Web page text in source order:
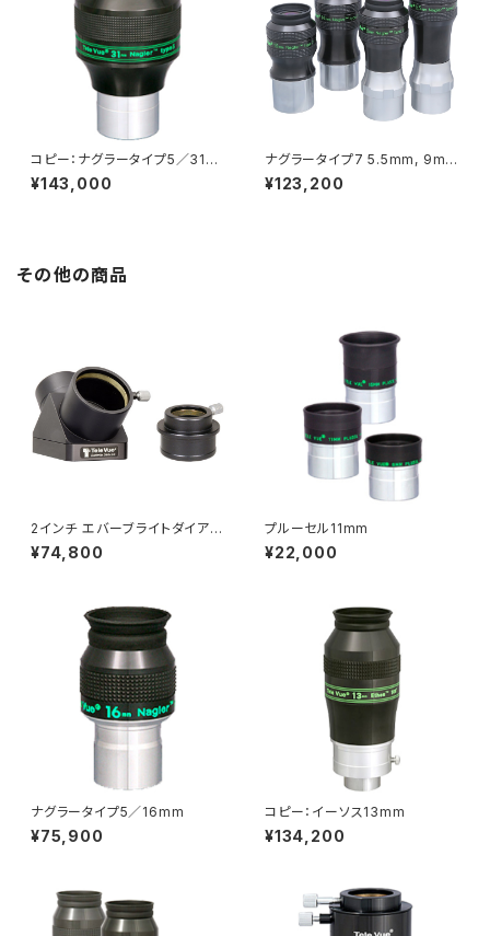
コピー：ナグラータイプ5／31m
m
¥143,000
ナグラータイプ7 5.5mm, 9m
m, or 14mm
¥123,200
その他の商品
2インチ エバーブライトダイアゴ
ナルミラー、1 1/4インチアダプタ
ー付
¥74,800
プルーセル11mm
¥22,000
ナグラータイプ5／16mm
¥75,900
コピー：イーソス13mm
¥134,200